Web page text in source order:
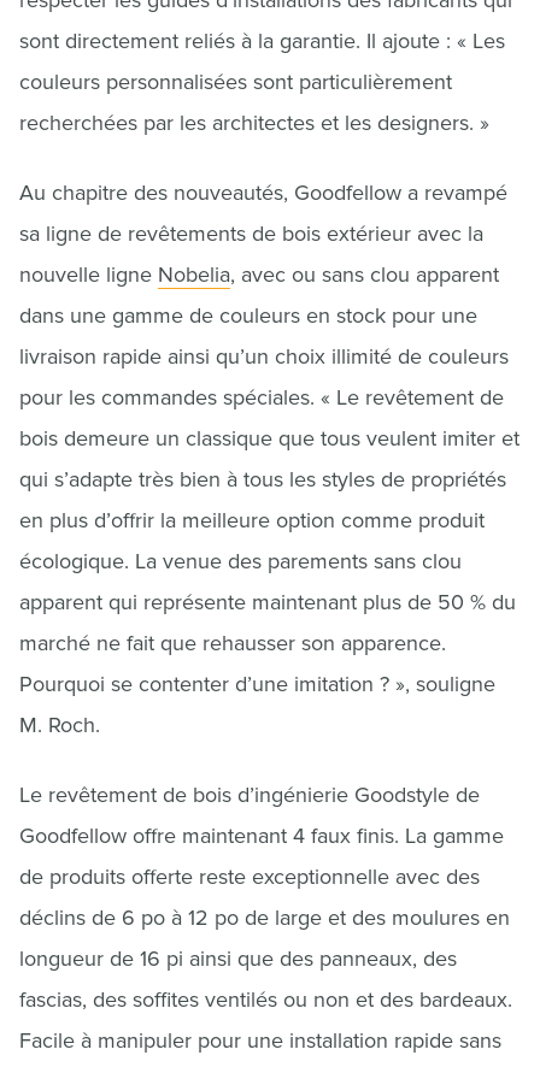
sont directement reliés à la garantie. Il ajoute : « Les
couleurs personnalisées sont particulièrement
recherchées par les architectes et les designers. »
Au chapitre des nouveautés, Goodfellow a revampé
sa ligne de revêtements de bois extérieur avec la
nouvelle ligne Nobelia, avec ou sans clou apparent
dans une gamme de couleurs en stock pour une
livraison rapide ainsi qu’un choix illimité de couleurs
pour les commandes spéciales. « Le revêtement de
bois demeure un classique que tous veulent imiter et
qui s’adapte très bien à tous les styles de propriétés
en plus d’offrir la meilleure option comme produit
écologique. La venue des parements sans clou
apparent qui représente maintenant plus de 50 % du
marché ne fait que rehausser son apparence.
Pourquoi se contenter d’une imitation ? », souligne
M. Roch.
Le revêtement de bois d’ingénierie Goodstyle de
Goodfellow offre maintenant 4 faux finis. La gamme
de produits offerte reste exceptionnelle avec des
déclins de 6 po à 12 po de large et des moulures en
longueur de 16 pi ainsi que des panneaux, des
fascias, des soffites ventilés ou non et des bardeaux.
Facile à manipuler pour une installation rapide sans